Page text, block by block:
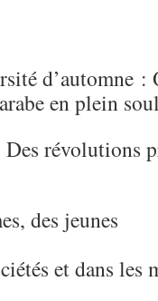
d’automne :
en plein
révolutions
des jeunes
et dans les